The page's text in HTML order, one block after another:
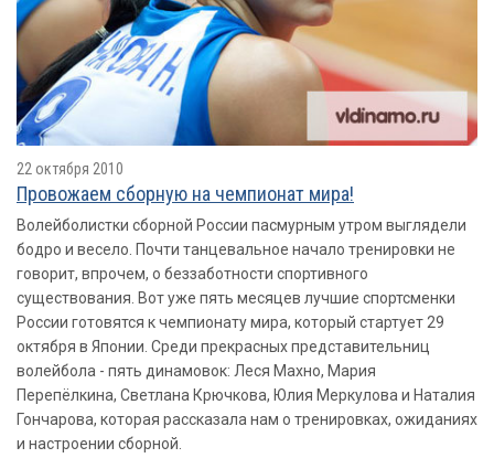
22 октября 2010
Провожаем сборную на чемпионат мира!
Волейболистки сборной России пасмурным утром выглядели
бодро и весело. Почти танцевальное начало тренировки не
говорит, впрочем, о беззаботности спортивного
существования. Вот уже пять месяцев лучшие спортсменки
России готовятся к чемпионату мира, который стартует 29
октября в Японии. Среди прекрасных представительниц
волейбола - пять динамовок: Леся Махно, Мария
Перепёлкина, Светлана Крючкова, Юлия Меркулова и Наталия
Гончарова, которая рассказала нам о тренировках, ожиданиях
и настроении сборной.